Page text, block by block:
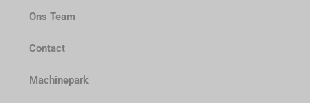
Ons Team
Contact
Machinepark